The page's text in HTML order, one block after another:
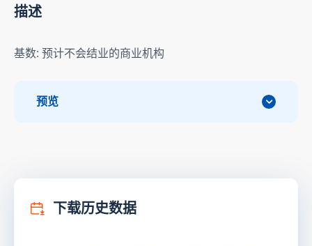
描述
基数: 预计不会结业的商业机构
预览
下载历史数据